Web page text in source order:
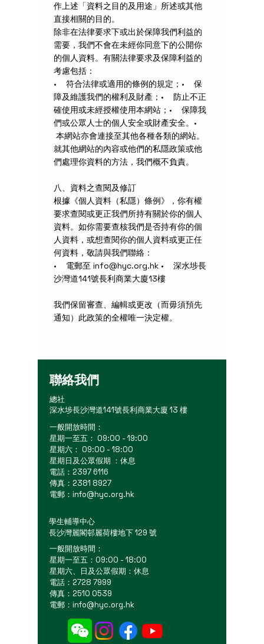
作上述「資料之目的及用途」所述或其他
直接相關的目的。
除非在法律要求下或出於保障我們利益的
需要，我們不會在未經你同意下的公開你
的個人資料。有關法律要求及保障利益的
考慮包括：
• 符合法律或適用的條例的規定；• 保
障及維護我們的權利及財產；• 防止不正
確使用或未經授權使用本網站；• 保障我
們或公眾人士的個人安全或財產安全。•
本網站亦會連接至其他各種各類的網站。
就其他網站的內容或他們的私隱政策或他
們處理你資料的方法，我們概不負責。
八、資料之查閱及修訂
根據《個人資料（私隱）條例》，你有權
要求查閱或更正我們所持有關於你的個人
資料。如你需要查核我們是否持有你的個
人資料，或想查閱你的個人資料或更正任
何資料，敬請與我們聯絡：
• 電郵至 info@hyc.org.hk • 深水埗長
沙灣道141號長利商業大廈13樓
我們保留審查、編輯或更改（而毋須預先
通知）此政策的全權唯一決定權。
聯絡我們
總社
深水埗長沙灣道141號長利商業大廈 13 樓
一般開放時間：
星期一至五： 09:00 - 19:00
星期六： 09:00 - 18:00
星期日及公眾假期 ：休息
電話：2397 6116
傳真：2381 8927
電郵： info@hyc.org.hk
學生輔導中心
長沙灣麗閣邨麗荷樓地下 129 號
一般開放時間：
星期一至五：09:00 - 18:00
星期六、日及公眾假期：休息
電話：2728 7999
傳真：2510 0539
電郵： info@hyc.org.hk